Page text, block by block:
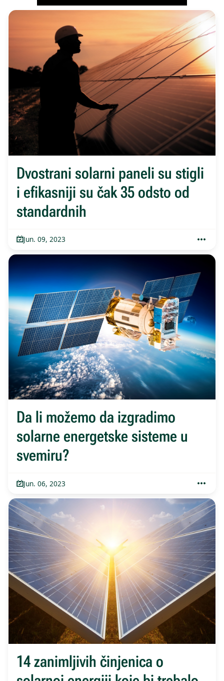
Dvostrani solarni paneli su stigli
i efikasniji su čak 35 odsto od
standardnih
Jun. 09, 2023
Da li možemo da izgradimo
solarne energetske sisteme u
svemiru?
Jun. 06, 2023
14 zanimljivih činjenica o